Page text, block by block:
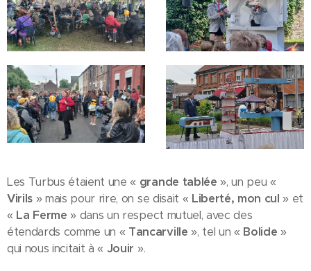
Les Turbus étaient une « grande tablée», un peu «
Virils » mais pour rire, on se disait « Liberté, mon cul» et
« La Ferme» dans un respect mutuel, avec des
étendards comme un « Tancarville », tel un « Bolide »
qui nous incitait à « Jouir ».